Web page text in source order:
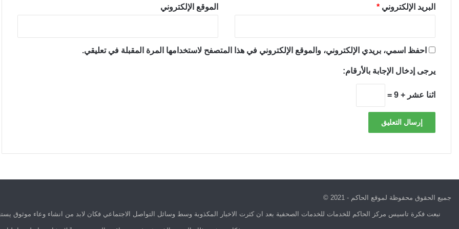
البريد الإلكتروني * الموقع الإلكتروني
احفظ اسمي، بريدي الإلكتروني، والموقع الإلكتروني في هذا المتصفح لاستخدامها المرة المقبلة في تعليقي.
يرجى إدخال الإجابة بالأرقام:
اثنا عشر + 9 =
جميع الحقوق محفوظة لموقع الحاكم - 2021 ©
نبعت فكرة تاسيس مركز الحاكم للخدمات للخدمات الصحفية بعد ان كثرت الاخبار المكذوبة وسط وسائل التواصل الاجتماعي فكان لابد من انشاء وعاء موثوق